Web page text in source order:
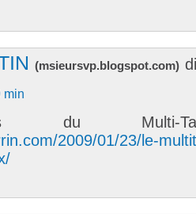
(msieursvp.blogspot.com)
min
du Multi-
2009/01/23/le-